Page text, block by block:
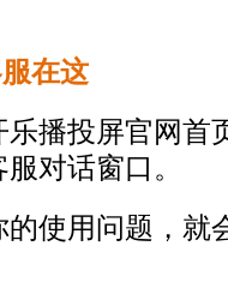
在这
播投屏官网首
对话窗口。
使用问题，就